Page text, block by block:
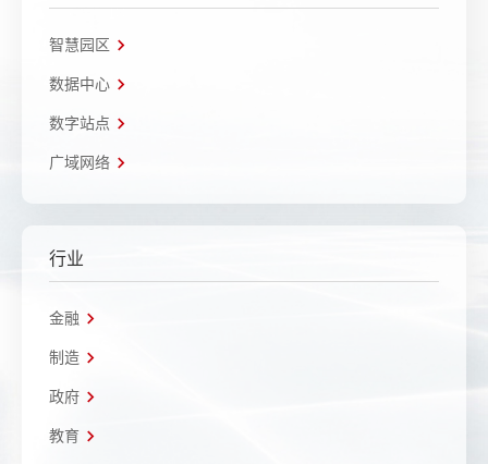
智慧园区
数据中心
数字站点
广域网络
行业
金融
制造
政府
教育